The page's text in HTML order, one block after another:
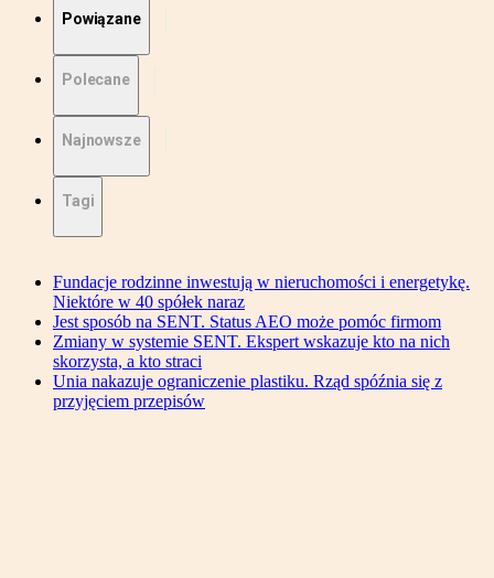
Powiązane
Polecane
Najnowsze
Tagi
Fundacje rodzinne inwestują w nieruchomości i energetykę.
Niektóre w 40 spółek naraz
Jest sposób na SENT. Status AEO może pomóc firmom
Zmiany w systemie SENT. Ekspert wskazuje kto na nich
skorzysta, a kto straci
Unia nakazuje ograniczenie plastiku. Rząd spóźnia się z
przyjęciem przepisów